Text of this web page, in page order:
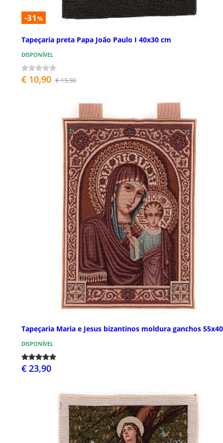
-31 %
Tapeçaria preta Papa João Paulo I 40x30 cm
DISPONÍVEL
€ 10,90 € 15,90
Tapeçaria Maria e Jesus bizantinos moldura ganchos
DISPONÍVEL
€ 23,90